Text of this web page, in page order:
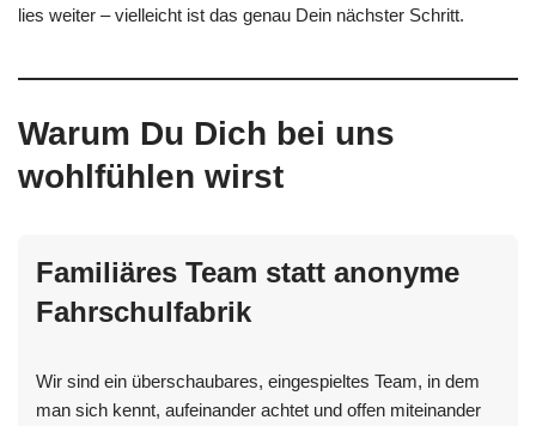
lies weiter – vielleicht ist das genau Dein nächster Schritt.
Warum Du Dich bei uns
wohlfühlen wirst
Familiäres Team statt anonyme
Fahrschulfabrik
Wir sind ein überschaubares, eingespieltes Team, in dem
man sich kennt, aufeinander achtet und offen miteinander